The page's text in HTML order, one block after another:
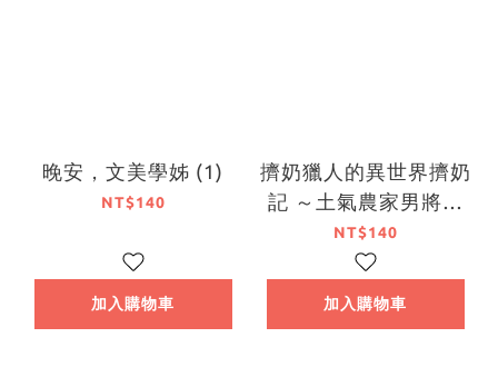
晚安，文美學姊 (1)
NT$140
加入購物車
擠奶獵人的異世界擠奶
記 ～土氣農家男將玩
弄各式種族的○頭使其
心醉神迷～ (1)
NT$140
加入購物車